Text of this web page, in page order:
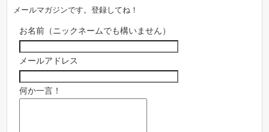
メールマガジンです。登録してね！
お名前（ニックネームでも構いません）
メールアドレス
何か一言！